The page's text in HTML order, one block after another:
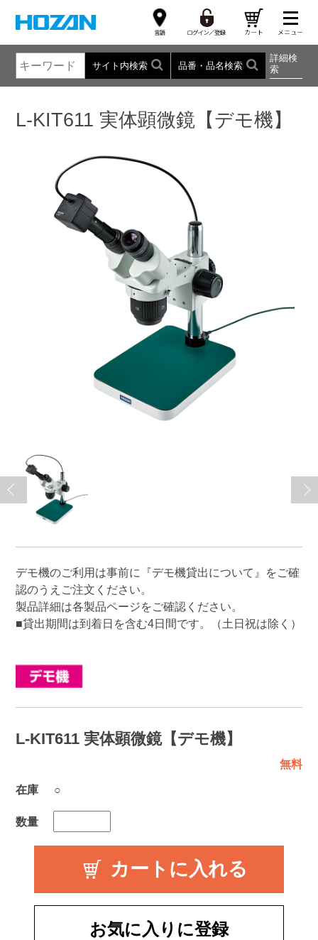
サイト内検索 品番・品名検索
詳細検
索
L-KIT611 実体顕微鏡【デモ機】
デモ機のご利用は事前に 『デモ機貸出について』
をご確
認のうえご注文ください。
製品詳細は各製品ページをご確認ください。
■貸出期間は到着日を含む4日間です。（土日祝は除く）
L-KIT611 実体顕微鏡【デモ機】
無料
在庫
○
数量
お気に入りに登録